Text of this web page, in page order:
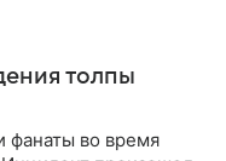
толпы
фанаты во время